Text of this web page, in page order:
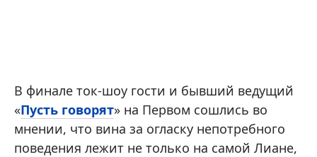
В финале ток-шоу гости и бывший ведущий
«Пусть говорят» на Первом сошлись во
мнении, что вина за огласку непотребного
поведения лежит не только на самой Лиане,